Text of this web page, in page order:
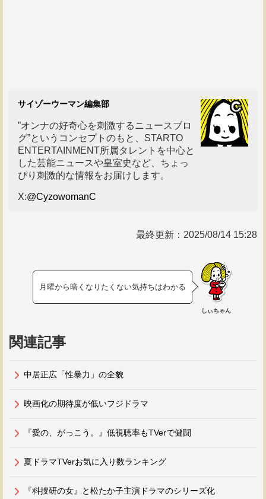
サイゾーウーマン編集部
”オンナの好奇心を刺激するニュースブロ
グ”というコンセプトのもと、STARTO
ENTERTAINMENT所属タレントを中心と
した芸能ニュースや皇室史など、ちょっ
ぴり刺激的な情報をお届けします。
X:@CyzowomanC
最終更新： 2025/08/14 15:28
月曜から暗くなりたくない気持ちはわかる
しぃちゃん
関連記事
中居正広「性暴力」の全貌
映画化の期待度が低いフジドラマ
『愛の、がっこう。』低視聴率もTVerで健闘
夏ドラマTVerお気に入り数ランキング
『科捜研の女』と松たか子主演ドラマのシリーズ化